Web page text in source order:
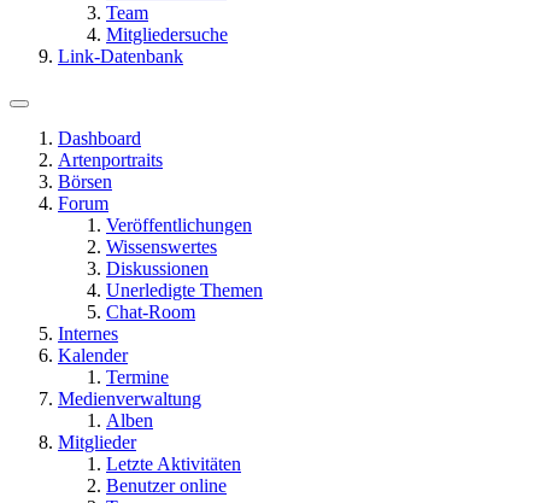
Team
Mitgliedersuche
Link-Datenbank
Dashboard
Artenportraits
Börsen
Forum
Veröffentlichungen
Wissenswertes
Diskussionen
Unerledigte Themen
Chat-Room
Internes
Kalender
Termine
Medienverwaltung
Alben
Mitglieder
Letzte Aktivitäten
Benutzer online